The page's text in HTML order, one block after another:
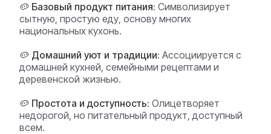
🥔 Базовый продукт питания: Символизирует
сытную, простую еду, основу многих
национальных кухонь.
🥔 Домашний уют и традиции: Ассоциируется с
домашней кухней, семейными рецептами и
деревенской жизнью.
🥔 Простота и доступность: Олицетворяет
недорогой, но питательный продукт, доступный
всем.